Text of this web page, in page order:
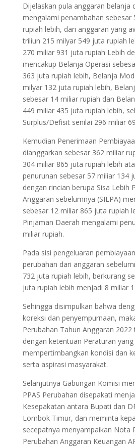
Dijelaskan pula anggaran belanja
mengalami penambahan sebesar
rupiah lebih, dari anggaran yang
triliun 215 milyar 549 juta rupiah
270 miliar 931 juta rupiah Lebih
mencakup Belanja Operasi
363 juta rupiah lebih, Belanja
milyar 132 juta rupiah lebih,
sebesar 14 miliar rupiah dan
449 miliar 435 juta rupiah lebih,
Surplus/Defisit senilai 296 miliar
Kemudian Penerimaan
dianggarkan sebesar 362 miliar
304 miliar 865 juta rupiah lebih
penurunan sebesar 57 miliar 134
dengan rincian berupa Sisa Lebih
Anggaran sebelumnya (SILPA)
sebesar 12 miliar 865 juta rupiah
Pinjaman Daerah mengalami
miliar rupiah.
Pada sisi pengeluaran
perubahan dari anggaran
732 juta rupiah lebih, berkurang
juta rupiah lebih menjadi 8 miliar
Sehingga disimpulkan bahwa
koreksi dan penyempurnaan,
Perubahan Tahun Anggaran 2022
dengan ketentuan Peraturan
mempertimbangkan kondisi dan
serta aspirasi masyarakat.
Selanjutnya Gabungan Komisi
PPAS Perubahan disepakati
Kesepakatan antara Bupati dan
Lombok Timur, dan meminta
secepatnya menyampaikan Nota
Perubahan Anggaran Keuangan